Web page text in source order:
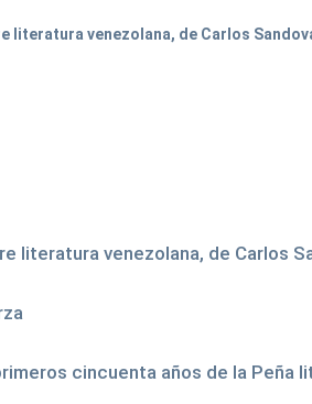
venezolana, de Carlos
literatura venezolana, de Carlos
cincuenta años de la Peña